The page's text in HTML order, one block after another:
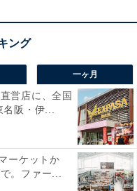
新築やリフォームなど
どの仕事関係のスター
トが入るこの日に始め
られています。
一ヶ月
営店に、全国
阪・伊...
ーケットか
。ファー...